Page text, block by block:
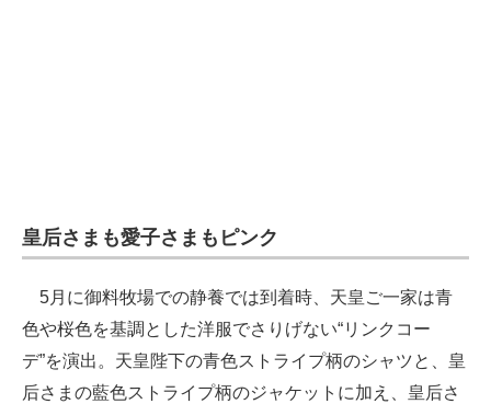
皇后さまも愛子さまもピンク
5月に御料牧場での静養では到着時、天皇ご一家は青
色や桜色を基調とした洋服でさりげない“リンクコー
デ”を演出。天皇陛下の青色ストライプ柄のシャツと、皇
后さまの藍色ストライプ柄のジャケットに加え、皇后さ